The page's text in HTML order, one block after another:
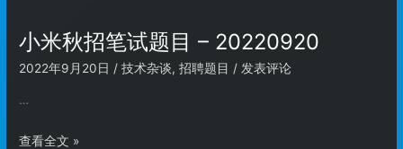
小米秋招笔试题目 – 20220920
2022年9月20日 /技术杂谈,招聘题目 / 发表评论
…
小
查看全文 »